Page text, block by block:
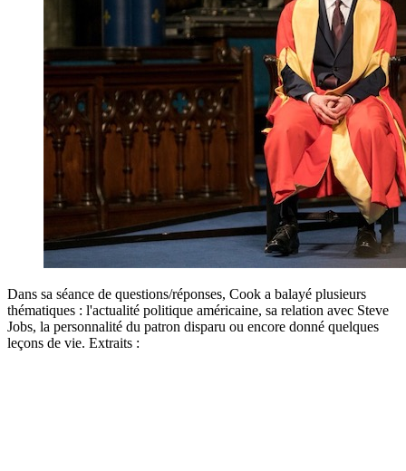
Dans sa séance de questions/réponses, Cook a balayé plusieurs
thématiques : l'actualité politique américaine, sa relation avec Steve
Jobs, la personnalité du patron disparu ou encore donné quelques
leçons de vie. Extraits :